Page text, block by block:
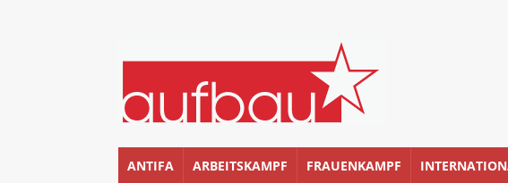
ANTIFA ARBEITSKAMPF FRAUENKAMPF